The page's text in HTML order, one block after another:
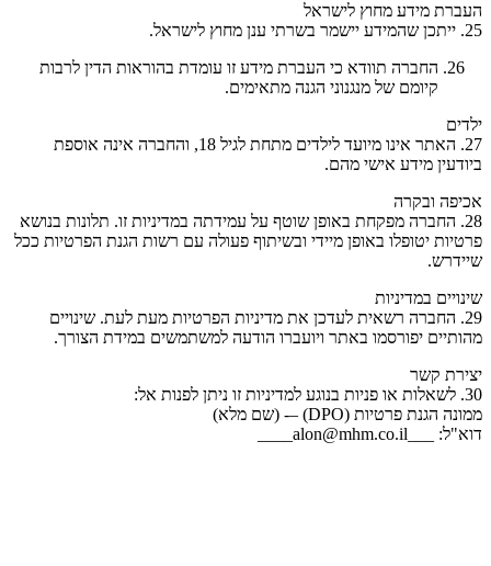
העברת מידע מחוץ לישראל
25. ייתכן שהמידע יישמר בשרתי ענן מחוץ לישראל.
החברה תוודא כי העברת מידע זו עומדת בהוראות הדין לרבות
קיומם של מנגנוני הגנה מתאימים.
ילדים
27. האתר אינו מיועד לילדים מתחת לגיל 18, והחברה אינה אוספת
ביודעין מידע אישי מהם.
אכיפה ובקרה
28. החברה מפקחת באופן שוטף על עמידתה במדיניות זו. תלונות בנושא
פרטיות יטופלו באופן מיידי ובשיתוף פעולה עם רשות הגנת הפרטיות ככל
שיידרש.
שינויים במדיניות
29. החברה רשאית לעדכן את מדיניות הפרטיות מעת לעת. שינויים
מהותיים יפורסמו באתר ויועברו הודעה למשתמשים במידת הצורך.
יצירת קשר
30. לשאלות או פניות בנוגע למדיניות זו ניתן לפנות אל:
ממונה הגנת פרטיות (DPO) –- (שם מלא)
דוא"ל: ___alon@mhm.co.il____